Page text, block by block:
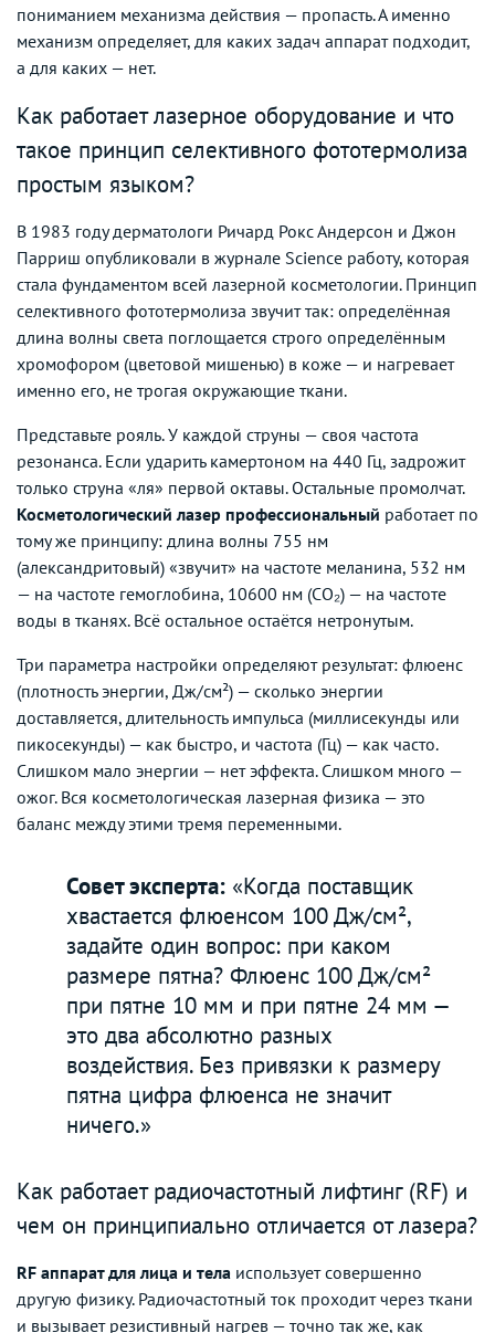
пониманием механизма действия — пропасть. А именно
механизм определяет, для каких задач аппарат подходит,
а для каких — нет.
Как работает лазерное оборудование и что
такое принцип селективного фототермолиза
простым языком?
В 1983 году дерматологи Ричард Рокс Андерсон и Джон
Парриш опубликовали в журнале Science работу, которая
стала фундаментом всей лазерной косметологии. Принцип
селективного фототермолиза звучит так: определённая
длина волны света поглощается строго определённым
хромофором (цветовой мишенью) в коже — и нагревает
именно его, не трогая окружающие ткани.
Представьте рояль. У каждой струны — своя частота
резонанса. Если ударить камертоном на 440 Гц, задрожит
только струна «ля» первой октавы. Остальные промолчат.
Косметологический лазер профессиональный работает по
тому же принципу: длина волны 755 нм
(александритовый) «звучит» на частоте меланина, 532 нм
— на частоте гемоглобина, 10600 нм (CO₂) — на частоте
воды в тканях. Всё остальное остаётся нетронутым.
Три параметра настройки определяют результат: флюенс
(плотность энергии, Дж/см²) — сколько энергии
доставляется, длительность импульса (миллисекунды или
пикосекунды) — как быстро, и частота (Гц) — как часто.
Слишком мало энергии — нет эффекта. Слишком много —
ожог. Вся косметологическая лазерная физика — это
баланс между этими тремя переменными.
Совет эксперта: «Когда поставщик
хвастается флюенсом 100 Дж/см²,
задайте один вопрос: при каком
размере пятна? Флюенс 100 Дж/см²
при пятне 10 мм и при пятне 24 мм —
это два абсолютно разных
воздействия. Без привязки к размеру
пятна цифра флюенса не значит
ничего.»
Как работает радиочастотный лифтинг (RF) и
чем он принципиально отличается от лазера?
RF аппарат для лица и тела использует совершенно
другую физику. Радиочастотный ток проходит через ткани
и вызывает резистивный нагрев — точно так же, как